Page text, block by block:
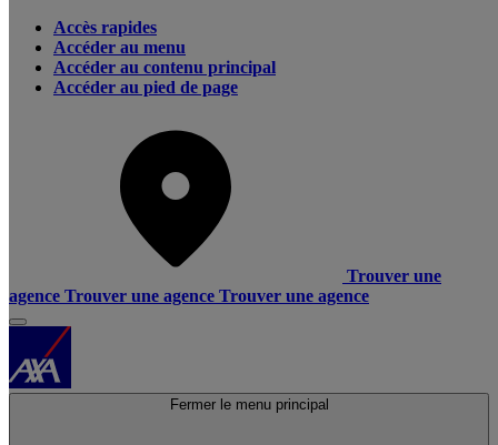
Accès rapides
Accéder au menu
Accéder au contenu principal
Accéder au pied de page
Trouver une
agence Trouver une agence Trouver une agence
Fermer le menu principal